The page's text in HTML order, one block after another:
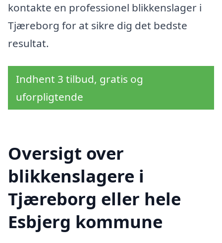
kontakte en professionel blikkenslager i
Tjæreborg for at sikre dig det bedste
resultat.
Indhent 3 tilbud, gratis og
uforpligtende
Oversigt over
blikkenslagere i
Tjæreborg eller hele
Esbjerg kommune